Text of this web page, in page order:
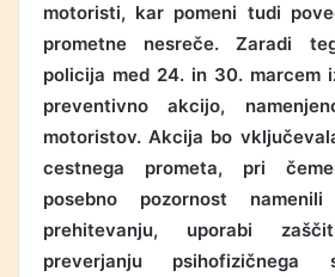
motoristi, kar pomeni tudi
prometne nesreče. Zaradi
policija med 24. in 30. marcem
preventivno akcijo,
motoristov. Akcija bo
cestnega prometa, pri
posebno pozornost
prehitevanju, uporabi
preverjanju psihofizičnega